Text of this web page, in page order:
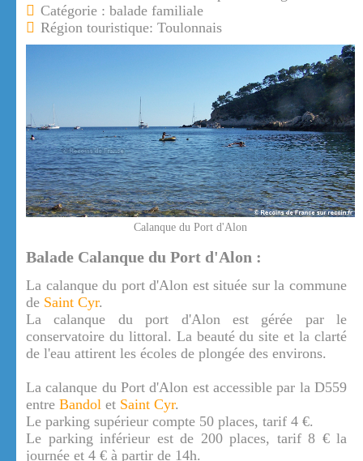
Catégorie : balade familiale
Région touristique: Toulonnais
Calanque du Port d'Alon
Balade Calanque du Port d'Alon :
La calanque du port d'Alon est située sur la commune
de Saint Cyr.
La calanque du port d'Alon est gérée par le
conservatoire du littoral. La beauté du site et la clarté
de l'eau attirent les écoles de plongée des environs.
La calanque du Port d'Alon est accessible par la D559
entre Bandol et Saint Cyr.
Le parking supérieur compte 50 places, tarif 4 €.
Le parking inférieur est de 200 places, tarif 8 € la
journée et 4 € à partir de 14h.